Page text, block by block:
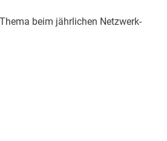
beim jährlichen Netzwerk-